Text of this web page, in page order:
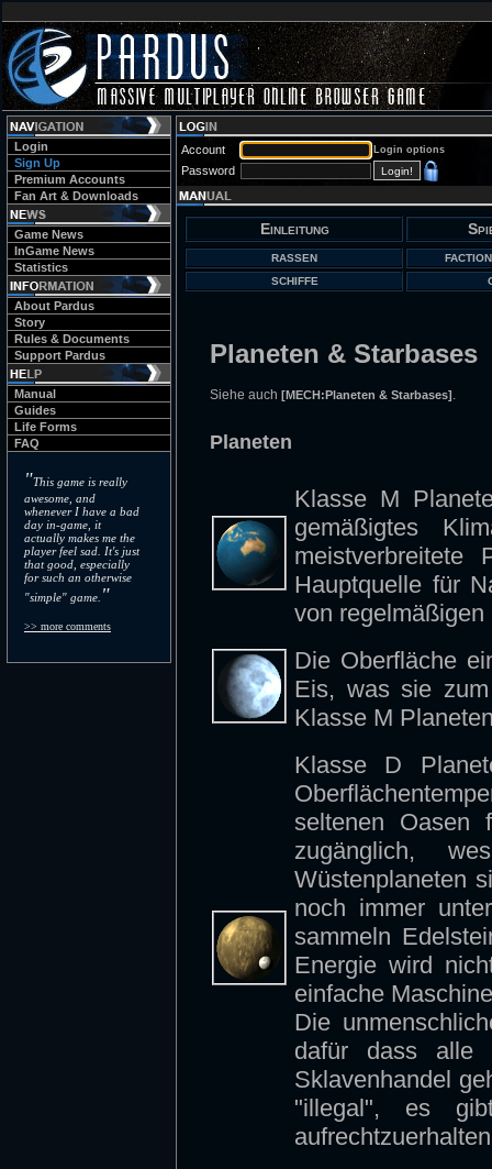
Login
Sign Up
Premium Accounts
Fan Art & Downloads
Game News
InGame News
Statistics
About Pardus
Story
Rules & Documents
Support Pardus
Manual
Guides
Life Forms
FAQ
"This game is really
awesome, and
whenever I have a bad
day in-game, it
actually makes me the
player feel sad. It's just
that good, especially
for such an otherwise
"simple" game. "
>> more comments
Account Login options
Password
Einleitung
RASSEN
SCHIFFE
Planeten & Starbases
Siehe auch [MECH:Planeten & Starbases].
Planeten
Klasse M
gemäßigtes
Hauptquelle für
von
Die Oberfläche
Eis, was sie
Klasse M
Klasse D
seltenen Oasen
zugänglich,
Wüstenplaneten
noch immer
sammeln
Energie wird
einfache
Die
dafür dass alle
Sklavenhandel
"illegal", es